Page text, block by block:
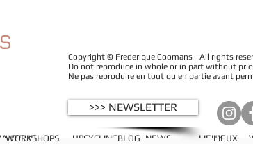
UPCYCLING NEWS LIEUX
WORKSHOPS BLOG LIEUX
Copyright © Frederique Coomans - All rights
Do not reproduce in whole or in part without
Ne pas reproduire en tout ou en partie avant
>>> NEWSLETTER